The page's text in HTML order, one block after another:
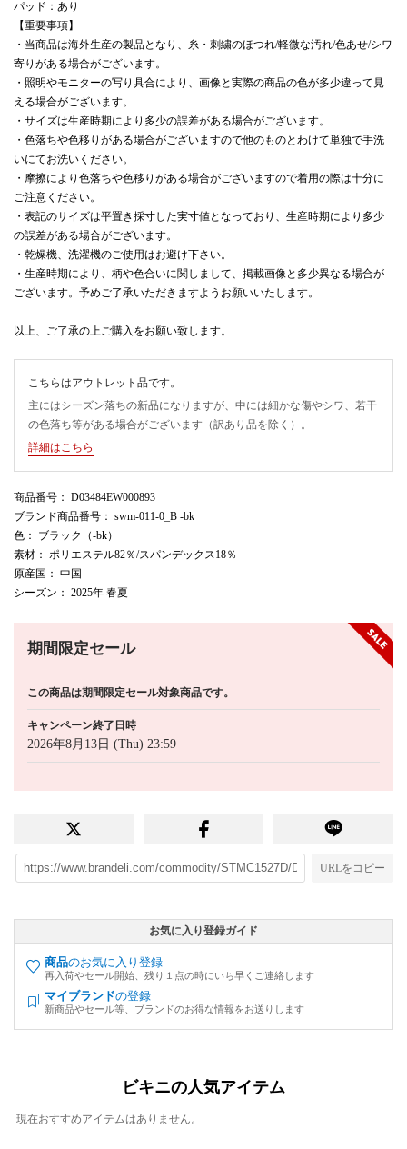
パッド：あり
【重要事項】
・当商品は海外生産の製品となり、糸・刺繍のほつれ/軽微な汚れ/色あせ/シワ
寄りがある場合がございます。
・照明やモニターの写り具合により、画像と実際の商品の色が多少違って見
える場合がございます。
・サイズは生産時期により多少の誤差がある場合がございます。
・色落ちや色移りがある場合がございますので他のものとわけて単独で手洗
いにてお洗いください。
・摩擦により色落ちや色移りがある場合がございますので着用の際は十分に
ご注意ください。
・表記のサイズは平置き採寸した実寸値となっており、生産時期により多少
の誤差がある場合がございます。
・乾燥機、洗濯機のご使用はお避け下さい。
・生産時期により、柄や色合いに関しまして、掲載画像と多少異なる場合が
ございます。予めご了承いただきますようお願いいたします。
以上、ご了承の上ご購入をお願い致します。
こちらはアウトレット品です。
主にはシーズン落ちの新品になりますが、中には細かな傷やシワ、若干
の色落ち等がある場合がございます（訳あり品を除く）。
詳細はこちら
商品番号 ： D03484EW000893
ブランド商品番号 ： swm-011-0_B -bk
色 ： ブラック（-bk）
素材 ： ポリエステル82％/スパンデックス18％
原産国 ： 中国
シーズン ： 2025年 春夏
期間限定セール
この商品は期間限定セール対象商品です。
キャンペーン終了日時
2026年8月13日 (Thu) 23:59
URLをコピー
お気に入り登録ガイド
商品のお気に入り登録
再入荷やセール開始、残り１点の時にいち早くご連絡します
マイブランドの登録
新商品やセール等、ブランドのお得な情報をお送りします
ビキニの人気アイテム
現在おすすめアイテムはありません。